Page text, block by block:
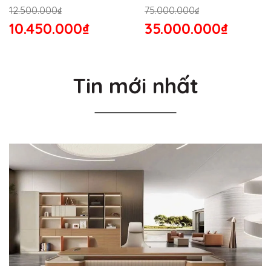
12.500.000₫
10.450.000₫
75.000.000₫
35.000.000₫
Tin mới nhất